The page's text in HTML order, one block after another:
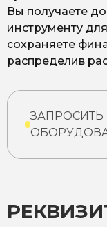
Вы получаете
инструменту
сохраняете
распределив
ЗАПРОСИТЬ